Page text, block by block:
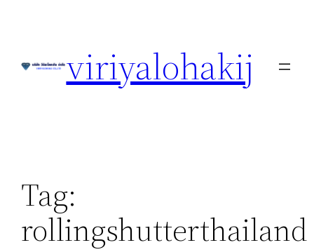
viriyalohakij
Tag:
rollingshutterthailand